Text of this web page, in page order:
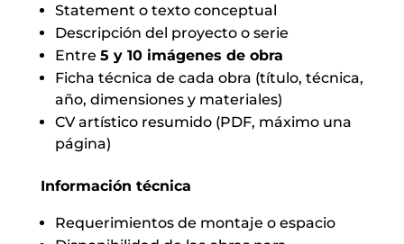
Statement o texto conceptual
Descripción del proyecto o serie
Entre 5 y 10 imágenes de obra
Ficha técnica de cada obra (título, técnica,
año, dimensiones y materiales)
CV artístico resumido (PDF, máximo una
página)
Información técnica
Requerimientos de montaje o espacio